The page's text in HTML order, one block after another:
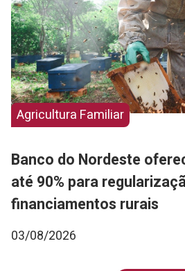
Agricultura Familiar
Banco do Nordeste
até 90% para
financiamentos rurais
03/08/2026